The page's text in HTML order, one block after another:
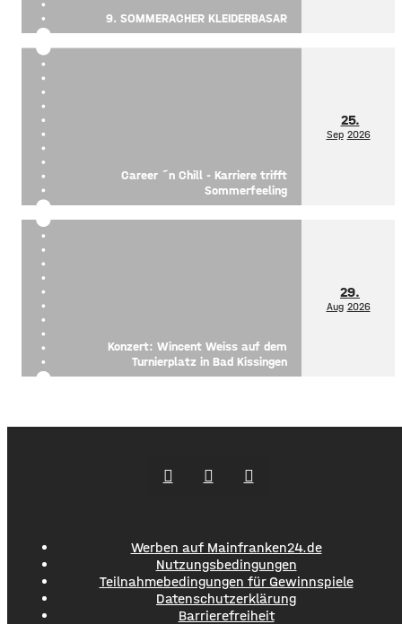
9. SOMMERACHER KLEIDERBASAR
Career ´n Chill - Karriere trifft
Sommerfeeling
25.
Sep 2026
Konzert: Wincent Weiss auf dem
Turnierplatz in Bad Kissingen
29.
Aug 2026
Werben auf Mainfranken24.de
Nutzungsbedingungen
Teilnahmebedingungen für Gewinnspiele
Datenschutzerklärung
Barrierefreiheit